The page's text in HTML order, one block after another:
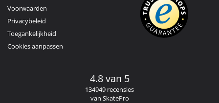
Voorwaarden
Privacybeleid
Toegankelijkheid
Cookies aanpassen
4.8 van 5
134949 recensies
van SkatePro